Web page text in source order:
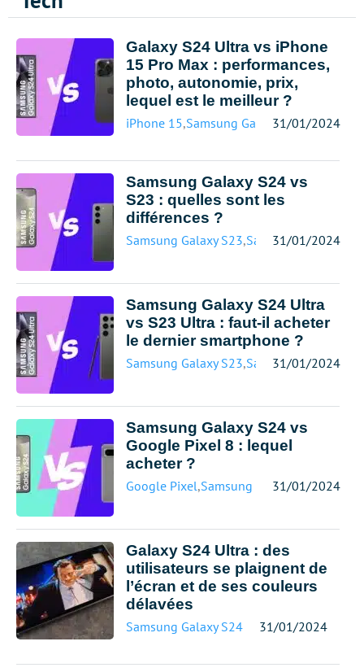
Galaxy S24 Ultra vs iPhone
15 Pro Max : performances,
photo, autonomie, prix,
lequel est le meilleur ?
iPhone 15,Samsung Galaxy S2431/01/2024
Samsung Galaxy S24 vs
S23 : quelles sont les
différences ?
Samsung Galaxy S23,Samsung Galaxy S24
31/01/2024
Samsung Galaxy S24 Ultra
vs S23 Ultra : faut-il acheter
le dernier smartphone ?
Samsung Galaxy S23,Samsung Galaxy S24
31/01/2024
Samsung Galaxy S24 vs
Google Pixel 8 : lequel
acheter ?
Google Pixel,Samsung Galaxy S24
31/01/2024
Galaxy S24 Ultra : des
utilisateurs se plaignent de
l’écran et de ses couleurs
délavées
Samsung Galaxy S24 31/01/2024